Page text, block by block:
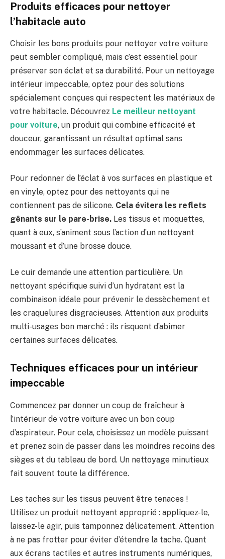
Produits efficaces pour nettoyer
l’habitacle auto
Choisir les bons produits pour nettoyer votre voiture
peut sembler compliqué, mais c’est essentiel pour
préserver son éclat et sa durabilité. Pour un nettoyage
intérieur impeccable, optez pour des solutions
spécialement conçues qui respectent les matériaux de
votre habitacle. Découvrez Le meilleur nettoyant
pour voiture, un produit qui combine efficacité et
douceur, garantissant un résultat optimal sans
endommager les surfaces délicates.
Pour redonner de l’éclat à vos surfaces en plastique et
en vinyle, optez pour des nettoyants qui ne
contiennent pas de silicone. Cela évitera les reflets
gênants sur le pare-brise. Les tissus et moquettes,
quant à eux, s’animent sous l’action d’un nettoyant
moussant et d’une brosse douce.
Le cuir demande une attention particulière. Un
nettoyant spécifique suivi d’un hydratant est la
combinaison idéale pour prévenir le dessèchement et
les craquelures disgracieuses. Attention aux produits
multi-usages bon marché : ils risquent d’abîmer
certaines surfaces délicates.
Techniques efficaces pour un intérieur
impeccable
Commencez par donner un coup de fraîcheur à
l’intérieur de votre voiture avec un bon coup
d’aspirateur. Pour cela, choisissez un modèle puissant
et prenez soin de passer dans les moindres recoins des
sièges et du tableau de bord. Un nettoyage minutieux
fait souvent toute la différence.
Les taches sur les tissus peuvent être tenaces !
Utilisez un produit nettoyant approprié : appliquez-le,
laissez-le agir, puis tamponnez délicatement. Attention
à ne pas frotter pour éviter d’étendre la tache. Quant
aux écrans tactiles et autres instruments numériques,